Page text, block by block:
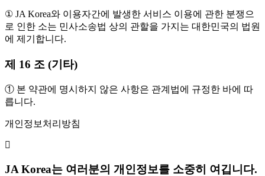
① JA Korea와 이용자간에 발생한 서비스 이용에 관한 분쟁으
로 인한 소는 민사소송법 상의 관할을 가지는 대한민국의 법원
에 제기합니다.
제 16 조 (기타)
① 본 약관에 명시하지 않은 사항은 관계법에 규정한 바에 따
릅니다.
개인정보처리방침
JA Korea는 여러분의 개인정보를 소중히 여깁니다.